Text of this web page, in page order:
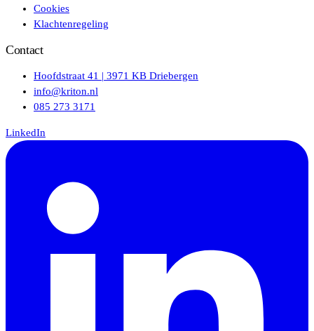
Cookies
Klachtenregeling
Contact
Hoofdstraat 41 | 3971 KB Driebergen
info@kriton.nl
085 273 3171
LinkedIn